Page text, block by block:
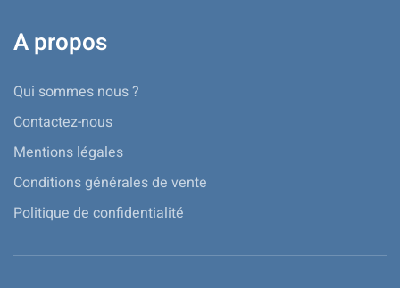
A propos
Qui sommes nous ?
Contactez-nous
Mentions légales
Conditions générales de vente
Politique de confidentialité